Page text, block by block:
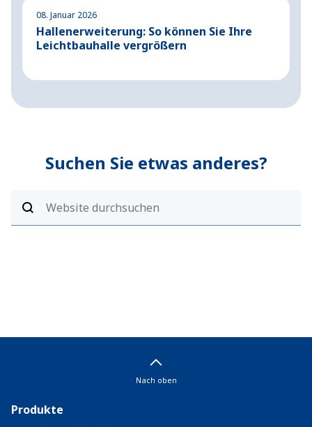
08. Januar 2026
Hallenerweiterung: So können Sie Ihre
Leichtbauhalle vergrößern
Suchen Sie etwas anderes?
Nach oben
Produkte